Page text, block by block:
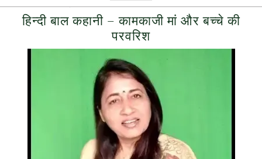
हिन्दी बाल कहानी – कामकाजी मां और बच्चे की
परवरिश